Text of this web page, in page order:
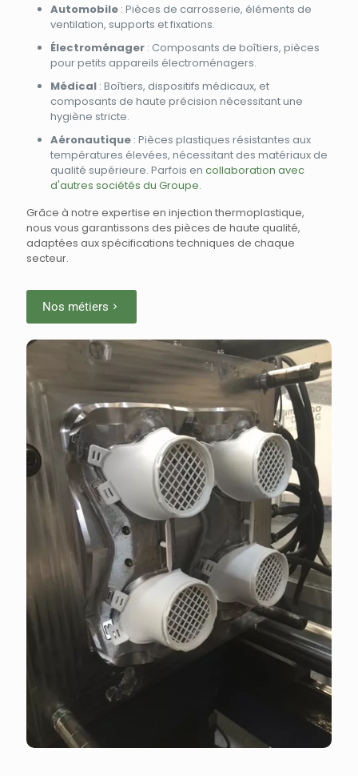
Automobile : Pièces de carrosserie, éléments de
ventilation, supports et fixations.
Électroménager : Composants de boîtiers, pièces
pour petits appareils électroménagers.
Médical : Boîtiers, dispositifs médicaux, et
composants de haute précision nécessitant une
hygiène stricte.
Aéronautique : Pièces plastiques résistantes aux
températures élevées, nécessitant des matériaux de
qualité supérieure. Parfois en collaboration avec
d'autres sociétés du Groupe.
Grâce à notre expertise en injection thermoplastique,
nous vous garantissons des pièces de haute qualité,
adaptées aux spécifications techniques de chaque
secteur.
Nos métiers